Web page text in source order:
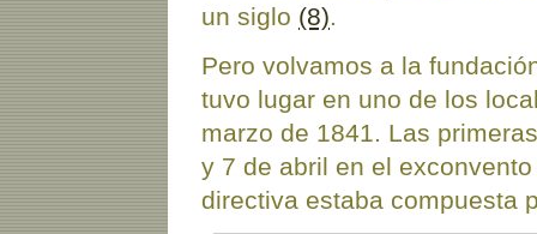
un siglo (8).
Pero volvamos a la
tuvo lugar en uno de los
marzo de 1841. Las
y 7 de abril en el
directiva estaba compuesta